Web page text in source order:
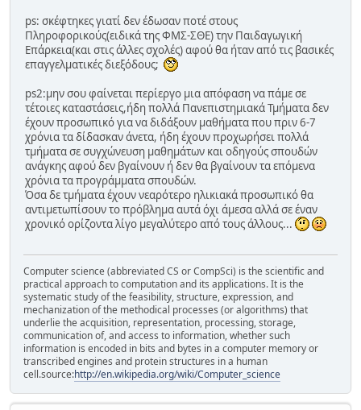
ps: σκέφτηκες γιατί δεν έδωσαν ποτέ στους
Πληροφορικούς(ειδικά της ΦΜΣ-ΣΘΕ) την Παιδαγωγική
Επάρκεια(και στις άλλες σχολές) αφού θα ήταν από τις βασικές
επαγγελματικές διεξόδους;
ps2:μην σου φαίνεται περίεργο μια απόφαση να πάμε σε
τέτοιες καταστάσεις,ήδη πολλά Πανεπιστημιακά Τμήματα δεν
έχουν προσωπικό για να διδάξουν μαθήματα που πριν 6-7
χρόνια τα δίδασκαν άνετα, ήδη έχουν προχωρήσει πολλά
τμήματα σε συγχώνευση μαθημάτων και οδηγούς σπουδών
ανάγκης αφού δεν βγαίνουν ή δεν θα βγαίνουν τα επόμενα
χρόνια τα προγράμματα σπουδών.
Όσα δε τμήματα έχουν νεαρότερο ηλικιακά προσωπικό θα
αντιμετωπίσουν το πρόβλημα αυτά όχι άμεσα αλλά σε έναν
χρονικό ορίζοντα λίγο μεγαλύτερο από τους άλλους...
Computer science (abbreviated CS or CompSci) is the scientific and
practical approach to computation and its applications. It is the
systematic study of the feasibility, structure, expression, and
mechanization of the methodical processes (or algorithms) that
underlie the acquisition, representation, processing, storage,
communication of, and access to information, whether such
information is encoded in bits and bytes in a computer memory or
transcribed engines and protein structures in a human
cell.source:http://en.wikipedia.org/wiki/Computer_science